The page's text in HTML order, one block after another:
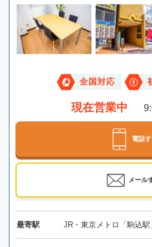
全国対応
現在営業中
電話
メール
最寄駅 JR・東京メトロ「駒込駅